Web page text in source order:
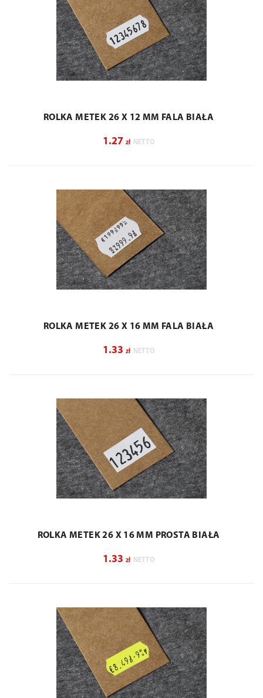
ROLKA METEK 26 X 12 MM FALA BIAŁA
1.27 zł NETTO
ROLKA METEK 26 X 16 MM FALA BIAŁA
1.33 zł NETTO
ROLKA METEK 26 X 16 MM PROSTA BIAŁA
1.33 zł NETTO